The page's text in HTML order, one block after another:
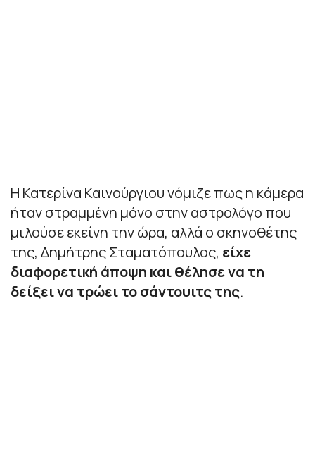
Η Κατερίνα Καινούργιου νόμιζε πως η κάμερα
ήταν στραμμένη μόνο στην αστρολόγο που
μιλούσε εκείνη την ώρα, αλλά ο σκηνοθέτης
της, Δημήτρης Σταματόπουλος, είχε
διαφορετική άποψη και θέλησε να τη
δείξει να τρώει το σάντουιτς της.